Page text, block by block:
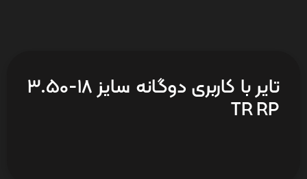
تایر با کاربری دوگانه سایز 18-3.50
TR RP